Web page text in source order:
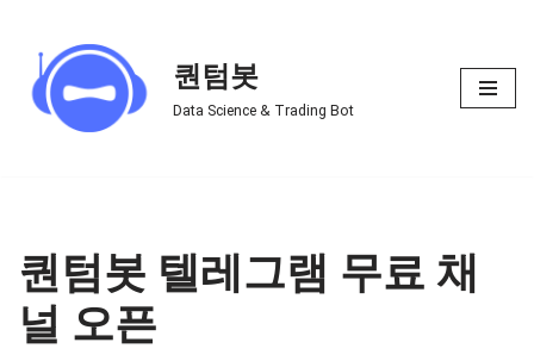
Skip
to
content
퀀텀봇
Data Science & Trading Bot
퀀텀봇 텔레그램 무료 채
널 오픈